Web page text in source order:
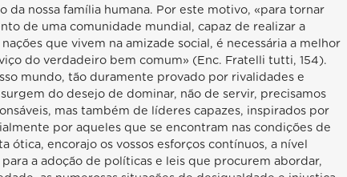
da nossa família humana. Por este motivo, «para tornar
de uma comunidade mundial, capaz de realizar a
que vivem na amizade social, é necessária a melhor
do verdadeiro bem comum» (Enc. Fratelli tutti, 154).
mundo, tão duramente provado por rivalidades e
do desejo de dominar, não de servir, precisamos
mas também de líderes capazes, inspirados por
por aqueles que se encontram nas condições de
ótica, encorajo os vossos esforços contínuos, a nível
a adoção de políticas e leis que procurem abordar,